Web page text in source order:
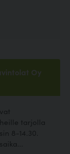
Oy
tarjolla
8-14.30.